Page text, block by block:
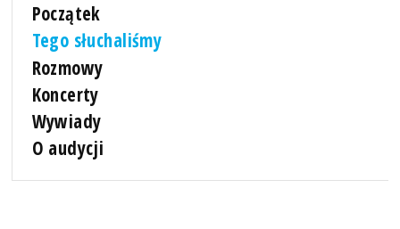
Początek
Tego słuchaliśmy
Rozmowy
Koncerty
Wywiady
O audycji